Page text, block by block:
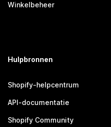
Winkelbeheer
Hulpbronnen
Shopify-helpcentrum
API-documentatie
Shopify Community